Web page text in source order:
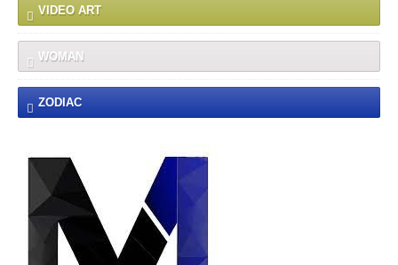
VIDEO ART
WOMAN
ZODIAC